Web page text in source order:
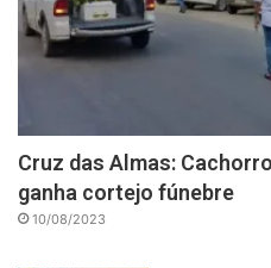
Cruz das Almas:
ganha cortejo fúnebre
10/08/2023